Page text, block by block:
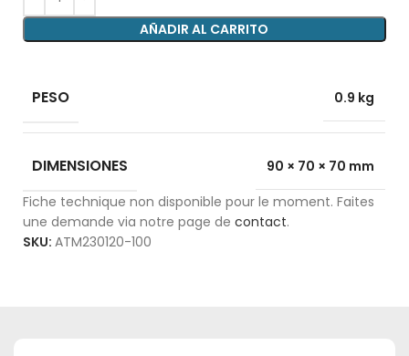
AÑADIR AL CARRITO
PESO 0.9 kg
DIMENSIONES
90 × 70 × 70 mm
Fiche technique non disponible pour le moment. Faites
une demande via notre page de contact.
SKU: ATM230120-100